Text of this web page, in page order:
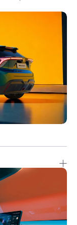
"One Pedal",
des situations.